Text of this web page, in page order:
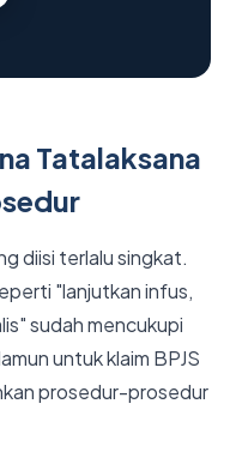
Tatalaksana
diisi terlalu singkat.
"lanjutkan infus,
sudah mencukupi
untuk klaim BPJS
prosedur-prosedur